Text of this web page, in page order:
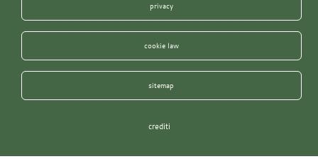
privacy
cookie law
sitemap
crediti